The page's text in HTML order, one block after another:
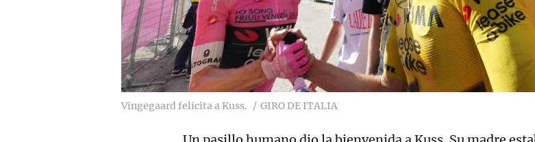
Vingegaard felicita a Kuss. GIRO DE ITALIA